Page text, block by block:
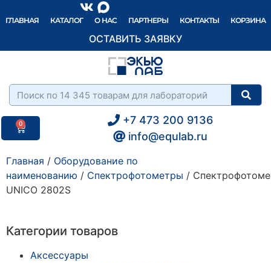
ГЛАВНАЯ КАТАЛОГ О НАС ПАРТНЕРЫ КОНТАКТЫ КОРЗИНА
ОСТАВИТЬ ЗАЯВКУ
0
+7 473 200 9136
info@equlab.ru
Главная / Оборудование по
наименованию / Спектрофотометры /
UNICO 2802S
Категории товаров
Аксессуары